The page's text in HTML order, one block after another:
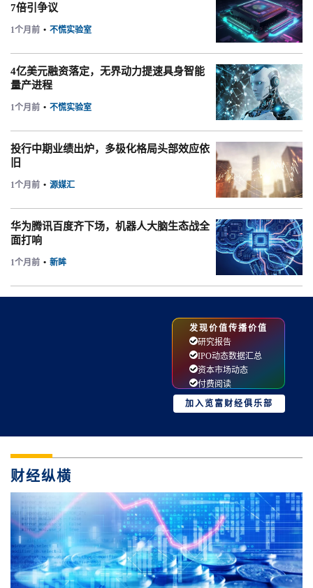
7倍引争议
1个月前 • 不慌实验室
4亿美元融资落定，无界动力提速具身智能
量产进程
1个月前 • 不慌实验室
投行中期业绩出炉，多极化格局头部效应依
旧
1个月前 • 源媒汇
华为腾讯百度齐下场，机器人大脑生态战全
面打响
1个月前 • 新眸
发现价值传播价值
研究报告
IPO动态数据汇总
资本市场动态
付费阅读
加入览富财经俱乐部
财经纵横